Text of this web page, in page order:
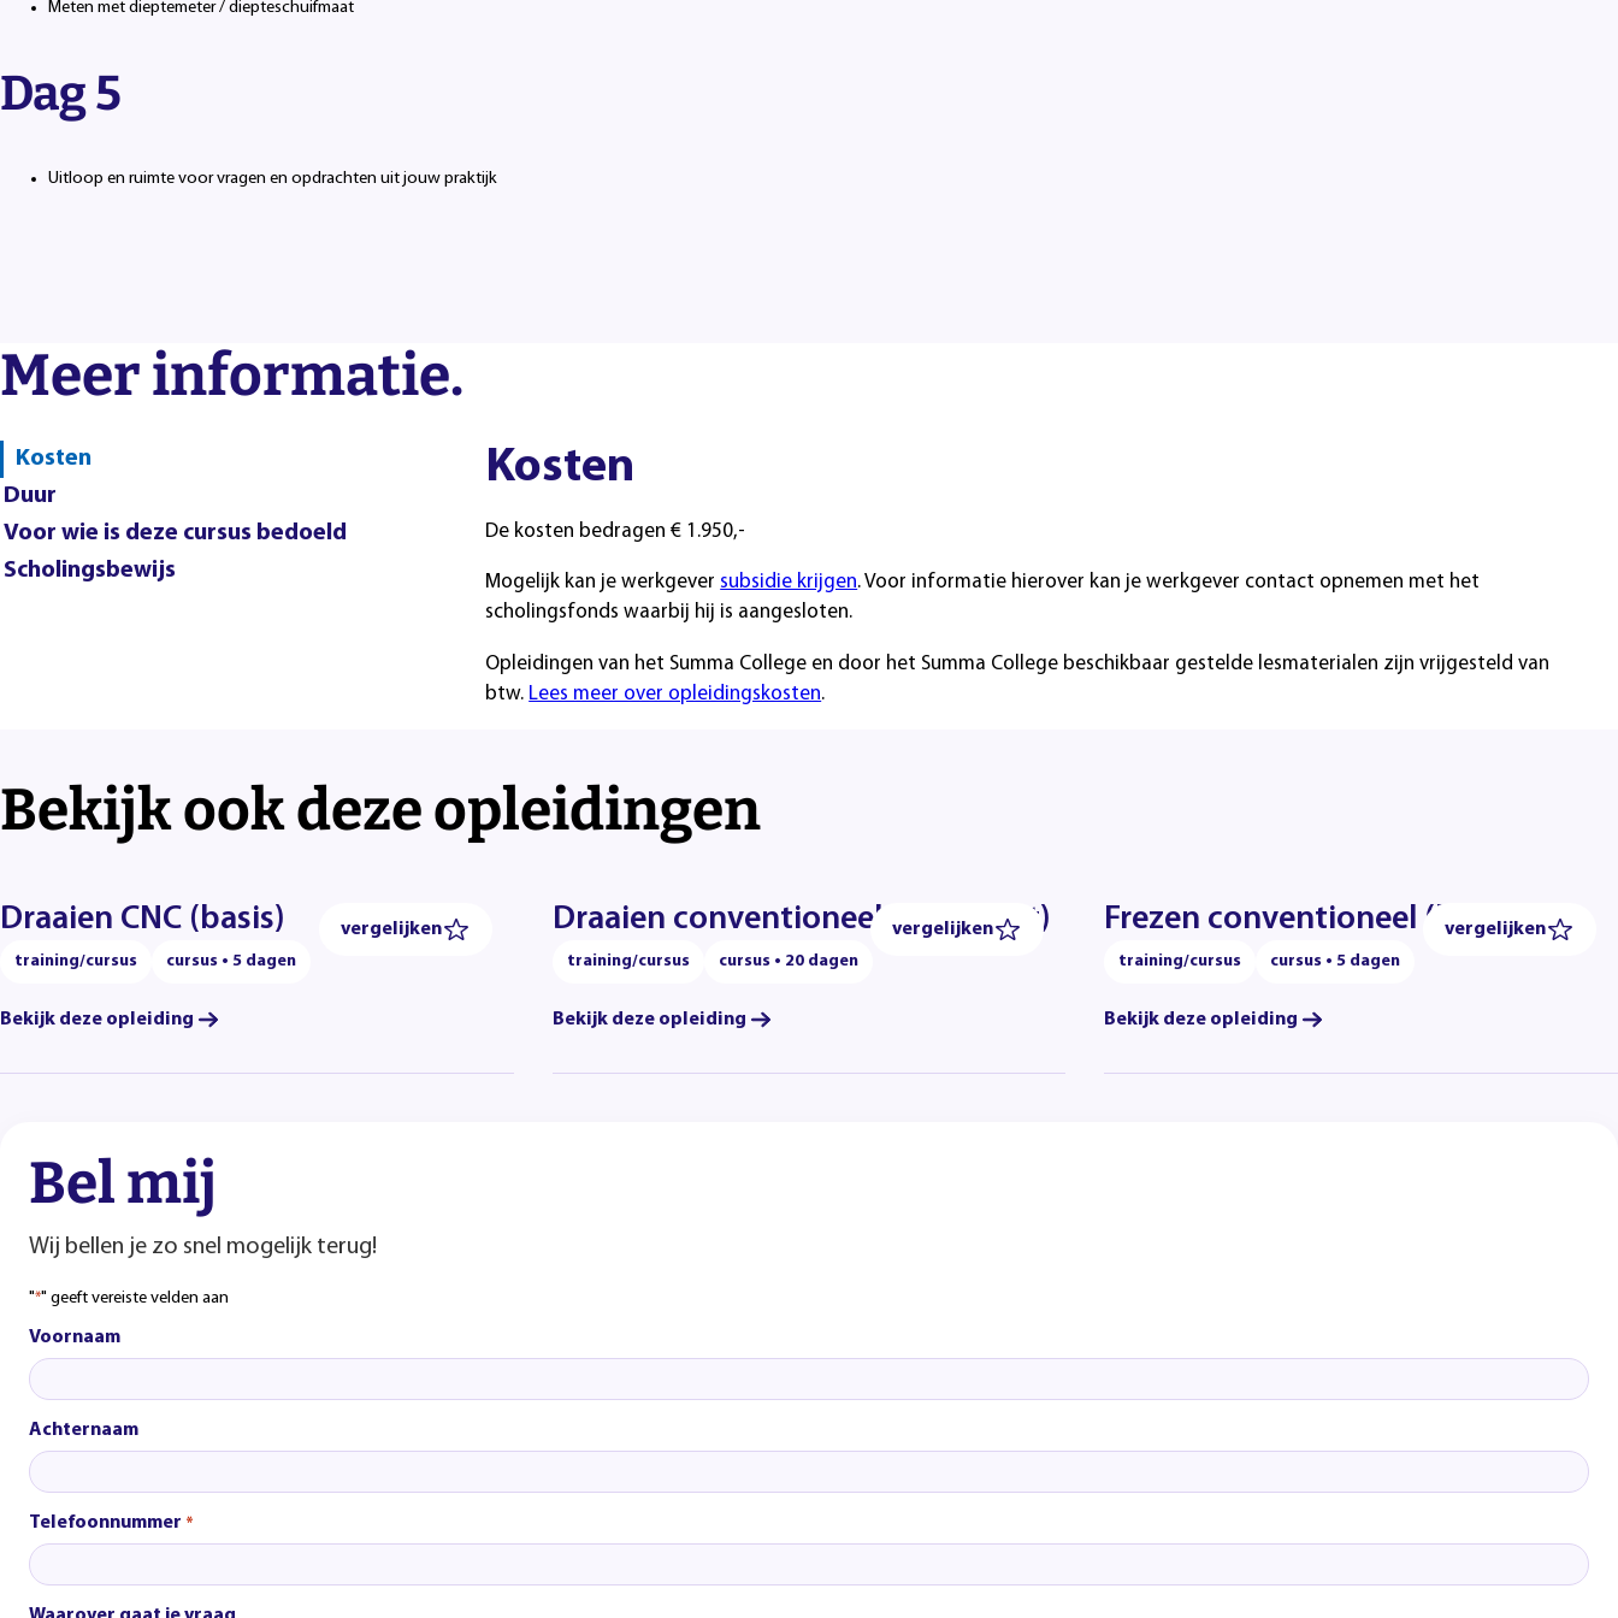
Meten met dieptemeter / diepteschuifmaat
Dag 5
Uitloop en ruimte voor vragen en opdrachten uit jouw praktijk
Meer informatie.
Kosten
Duur
Voor wie is deze cursus bedoeld
Scholingsbewijs
Kosten
De kosten bedragen € 1.950,-
Mogelijk kan je werkgever subsidie krijgen. Voor informatie hierover kan je werkgever contact opnemen met het
scholingsfonds waarbij hij is aangesloten.
Opleidingen van het Summa College en door het Summa College beschikbaar gestelde lesmaterialen zijn vrijgesteld van
btw. Lees meer over opleidingskosten.
Bekijk ook deze opleidingen
vergelijken
Draaien CNC (basis)
training/cursus cursus • 5 dagen
Bekijk deze opleiding
vergelijken
Draaien conventioneel (compleet)
training/cursus cursus • 20 dagen
Bekijk deze opleiding
vergelijken
Frezen conventioneel (basis)
training/cursus cursus • 5 dagen
Bekijk deze opleiding
Bel mij
Wij bellen je zo snel mogelijk terug!
"*" geeft vereiste velden aan
Voornaam
Achternaam
Telefoonnummer *